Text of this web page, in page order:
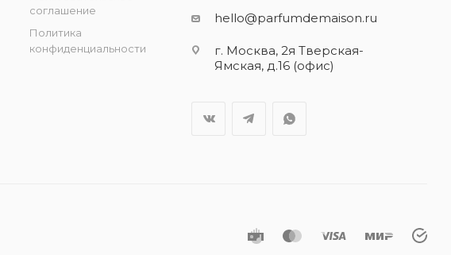
соглашение
Политика
конфиденциальности
hello@parfumdemaison.ru
г. Москва, 2я Тверская-
Ямская, д.16 (офис)